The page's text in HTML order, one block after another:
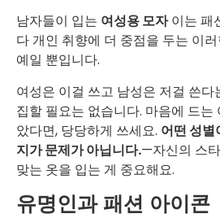
남자들이 입는 여성용 모자이는 패
다 개인 취향에 더 중점을 두는 이
예일 뿐입니다.
여성은 이걸 쓰고 남성은 저걸 쓴
집할 필요는 없습니다. 마음에 드
았다면, 당당하게 쓰세요. 어떤 성별
지가 문제가 아닙니다.—자신의 스
맞는 옷을 입는 게 중요해요.
유명인과 패션 아이콘